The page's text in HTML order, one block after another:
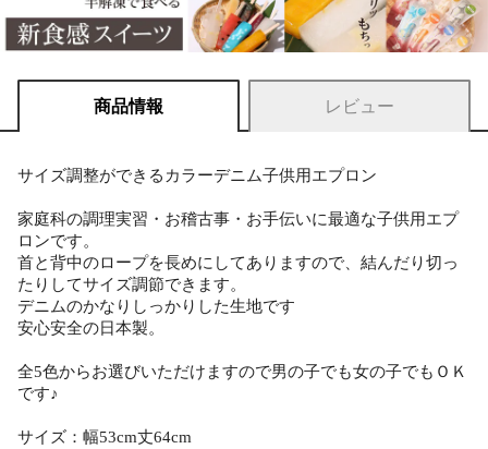
商品情報 レビュー
サイズ調整ができるカラーデニム子供用エプロン
家庭科の調理実習・お稽古事・お手伝いに最適な子供用エプ
ロンです。
首と背中のロープを長めにしてありますので、結んだり切っ
たりしてサイズ調節できます。
デニムのかなりしっかりした生地です
安心安全の日本製。
全5色からお選びいただけますので男の子でも女の子でもＯＫ
です♪
サイズ：幅53cm丈64cm